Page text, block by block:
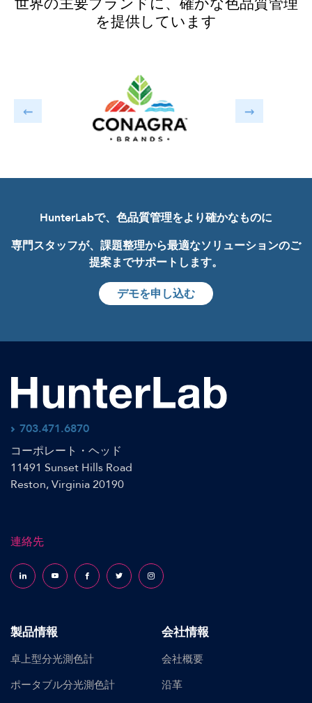
を提供しています
HunterLabで、色品質管理をより確かなものに
専門スタッフが、課題整理から最適なソリューションのご
提案までサポートします。
デモを申し込む
703.471.6870
コーポレート・ヘッド
11491 Sunset Hills Road
Reston, Virginia 20190
連絡先
Follow us on LinkedInFollow us on YouTubeFollow us on Facebook
Follow us on X (formerly Twitter)
Follow us on Instagram
製品情報
卓上型分光測色計
ポータブル分光測色計
会社情報
会社概要
沿革